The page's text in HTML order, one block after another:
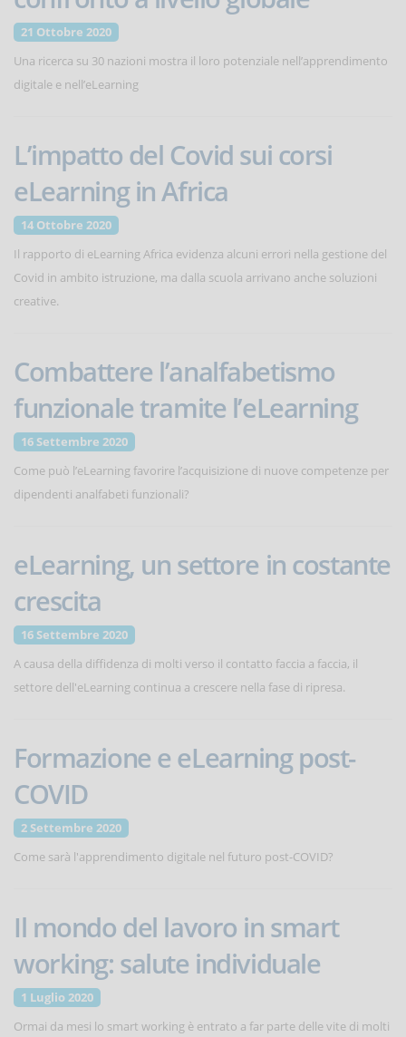
21 Ottobre 2020
Una ricerca su 30 nazioni mostra il loro potenziale nell’apprendimento
digitale e nell’eLearning
L’impatto del Covid sui corsi
eLearning in Africa
14 Ottobre 2020
Il rapporto di eLearning Africa evidenza alcuni errori nella gestione del
Covid in ambito istruzione, ma dalla scuola arrivano anche soluzioni
creative.
Combattere l’analfabetismo
funzionale tramite l’eLearning
16 Settembre 2020
Come può l’eLearning favorire l’acquisizione di nuove competenze per
dipendenti analfabeti funzionali?
eLearning, un settore in costante
crescita
16 Settembre 2020
A causa della diffidenza di molti verso il contatto faccia a faccia, il
settore dell'eLearning continua a crescere nella fase di ripresa.
Formazione e eLearning post-
COVID
2 Settembre 2020
Come sarà l'apprendimento digitale nel futuro post-COVID?
Il mondo del lavoro in smart
working: salute individuale
1 Luglio 2020
Ormai da mesi lo smart working è entrato a far parte delle vite di molti